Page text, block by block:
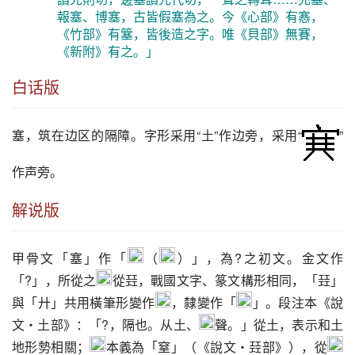
報塞、博塞，古皆假塞為之。今《心部》有㥶，
《竹部》有簺，皆後造之字。唯《貝部》無賽，
《新附》有之。」
白话版
塞，筑在边区的隔障。字形采用“土”作边旁，采用“
”
作声旁。
解说版
甲骨文「塞」作「 （
）」，為?之初文。金文作
「?」，所從之
從㠭，戰國文字、篆文構形相同，「㠭」
與「廾」共用橫筆形變作
，隸變作「
」。段注本《說
文‧土部》：「?，隔也。从土、
聲。」從土，表示和土
地形勢相關；
本義為「窒」（《說文‧㠭部》），從